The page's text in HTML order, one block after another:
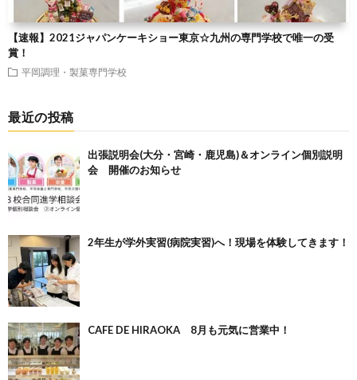
【速報】2021ジャパンケーキショー東京☆九州の専門学校で唯一の受
賞！
平岡調理・製菓専門学校
最近の投稿
出張説明会(大分・宮崎・鹿児島)＆オンライン個別説明
会 開催のお知らせ
2年生が学外実習(病院実習)へ！現場を体験してきます！
CAFE DE HIRAOKA 8月も元気に営業中！